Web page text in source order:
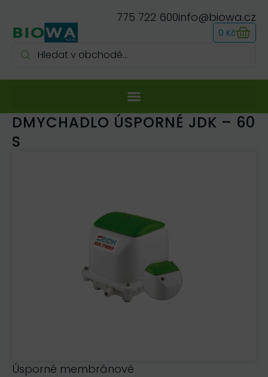
775 722 600info@biowa.cz
0 Kč
DMYCHADLO ÚSPORNÉ JDK – 60
S
Úsporné membránové